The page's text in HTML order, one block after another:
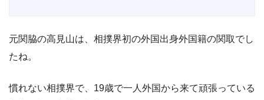
元関脇の高見山は、相撲界初の外国出身外国籍の関取でし
たね。
慣れない相撲界で、19歳で一人外国から来て頑張っている